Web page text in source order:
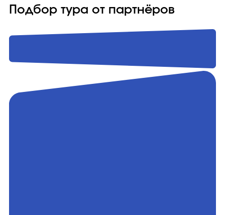
Подбор тура от партнёров